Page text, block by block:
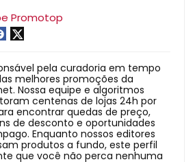
Promotop
pela curadoria em tempo
melhores promoções da
Nossa equipe e algoritmos
centenas de lojas 24h por
encontrar quedas de preço,
de desconto e oportunidades
Enquanto nossos editores
produtos a fundo, este perfil
que você não perca nenhuma